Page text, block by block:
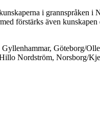
i grannspråken i
förstärks även
Göteborg/
Nordström, Norsborg/